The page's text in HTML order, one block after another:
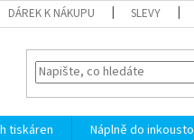
DÁREK K NÁKUPU SLEVY
tiskáren Náplně do